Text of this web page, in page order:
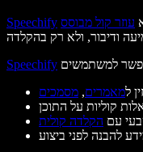
Speechify
Speechify
למאמרים, מסמכים
קוליות על התוכן
עם הקלדה קולית
להבנה לפני ביצוע